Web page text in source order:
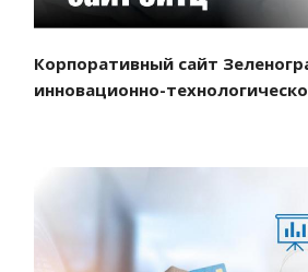
Корпоративный сайт
инновационно-